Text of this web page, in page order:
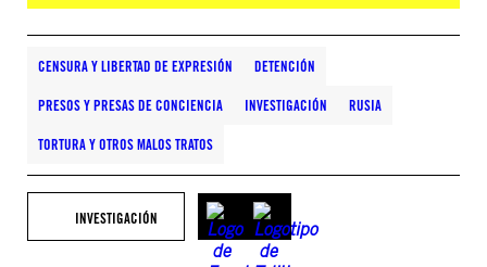
CENSURA Y LIBERTAD DE EXPRESIÓN DETENCIÓN
PRESOS Y PRESAS DE CONCIENCIA INVESTIGACIÓN RUSIA
TORTURA Y OTROS MALOS TRATOS
INVESTIGACIÓN